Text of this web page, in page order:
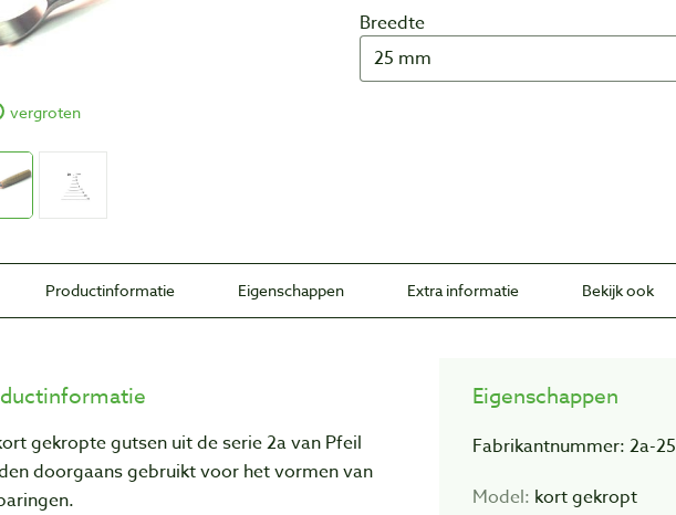
vergroten
Breedte
Productinformatie Eigenschappen Extra informatie Bekijk ook
gekropte gutsen uit de serie 2a van Pfeil
doorgaans gebruikt voor het vormen van
Eigenschappen
Fabrikantnummer: 2a-25
Model: kort gekropt